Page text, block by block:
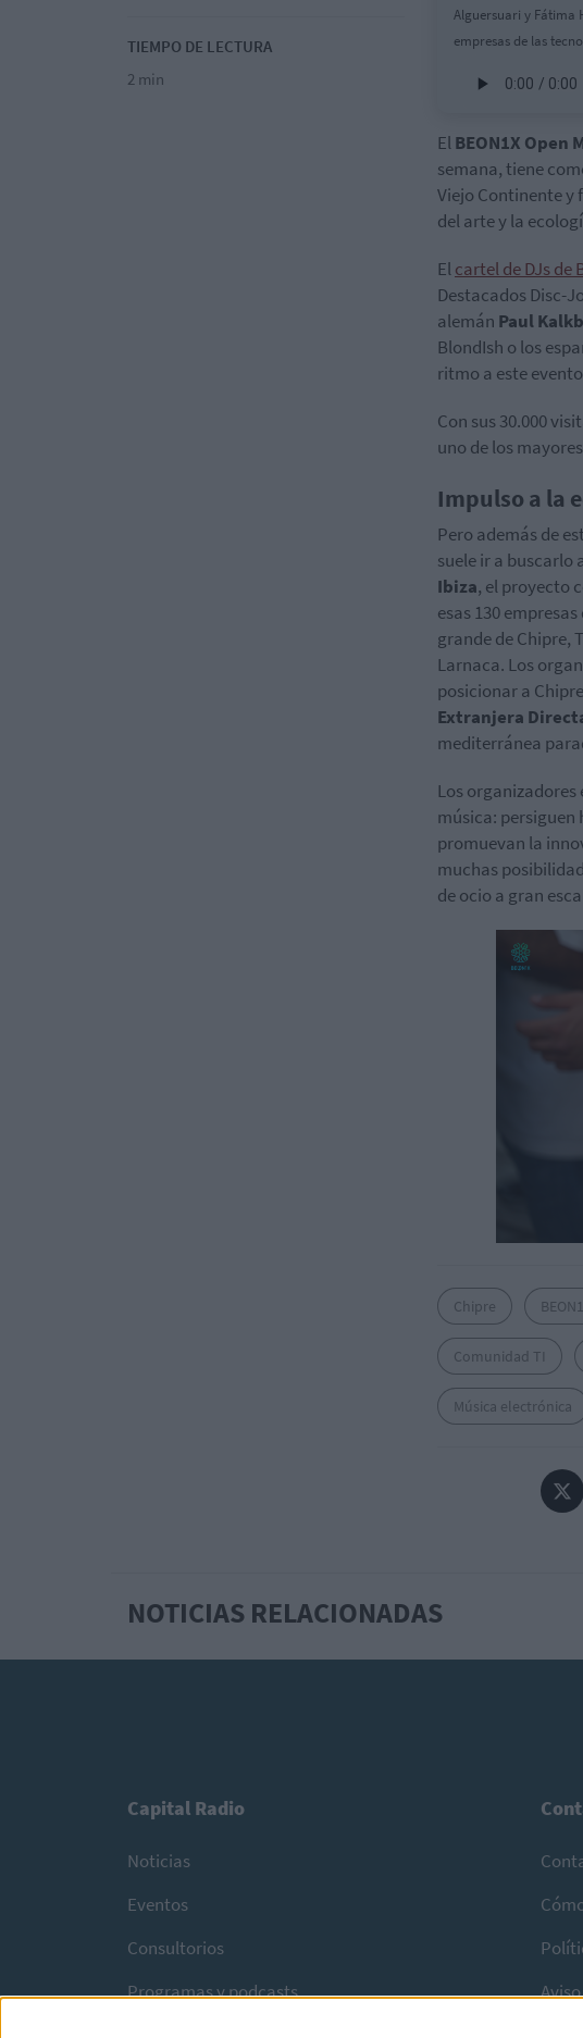
TIEMPO DE LECTURA
2 min
Alguersuari y Fátima
empresas de las
ElBEON1X Open
semana, tiene
Viejo Continente y
del arte y la
Elcartel de DJs de
Destacados Disc-
alemán Paul
BlondIsh o los
ritmo a este
Con sus 30.000
uno de los
Impulso a la
Pero además de
suele ir a buscarlo
Ibiza, el proyecto
esas 130
grande de Chipre,
Larnaca. Los
posicionar a
Extranjera
mediterránea
Los
música: persiguen
promuevan la
muchas
de ocio a gran
Chipre
Comunidad TI
Música electrónica
NOTICIAS RELACIONADAS
Capital Radio
Noticias
Eventos
Consultorios
Programas y podcasts